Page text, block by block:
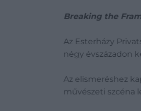
Breaking the
Az Esterházy
négy évszázadon
Az elismeréshez
művészeti szcéna